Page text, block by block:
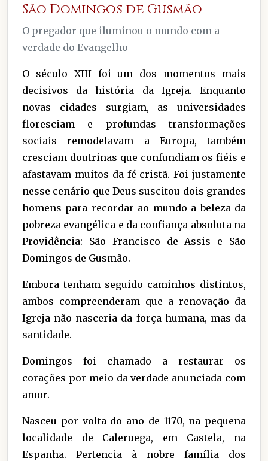
São Domingos de Gusmão
O pregador que iluminou o mundo com a
verdade do Evangelho
O século XIII foi um dos momentos mais
decisivos da história da Igreja. Enquanto
novas cidades surgiam, as universidades
floresciam e profundas transformações
sociais remodelavam a Europa, também
cresciam doutrinas que confundiam os fiéis e
afastavam muitos da fé cristã. Foi justamente
nesse cenário que Deus suscitou dois grandes
homens para recordar ao mundo a beleza da
pobreza evangélica e da confiança absoluta na
Providência: São Francisco de Assis e São
Domingos de Gusmão.
Embora tenham seguido caminhos distintos,
ambos compreenderam que a renovação da
Igreja não nasceria da força humana, mas da
santidade.
Domingos foi chamado a restaurar os
corações por meio da verdade anunciada com
amor.
Nasceu por volta do ano de 1170, na pequena
localidade de Caleruega, em Castela, na
Espanha. Pertencia à nobre família dos